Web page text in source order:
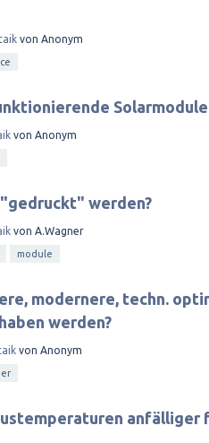
von Anonym
Solarmodule
von Anonym
werden?
von A.Wagner
module
modernere, techn.
werden?
von Anonym
anfälliger